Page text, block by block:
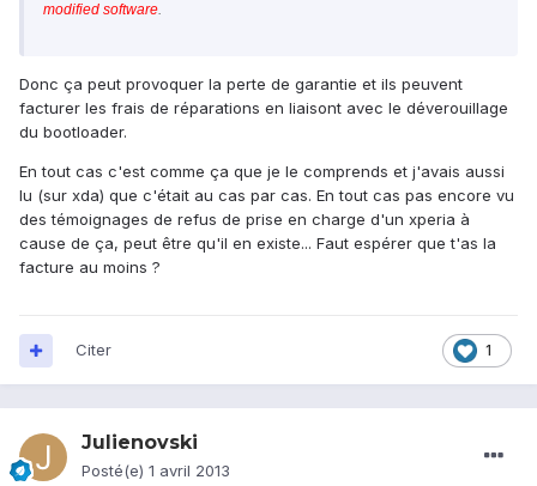
modified software.
Donc ça peut provoquer la perte de garantie et ils peuvent
facturer les frais de réparations en liaisont avec le déverouillage
du bootloader.
En tout cas c'est comme ça que je le comprends et j'avais aussi
lu (sur xda) que c'était au cas par cas. En tout cas pas encore vu
des témoignages de refus de prise en charge d'un xperia à
cause de ça, peut être qu'il en existe... Faut espérer que t'as la
facture au moins ?
1
Citer
Julienovski
Posté(e) 1 avril 2013